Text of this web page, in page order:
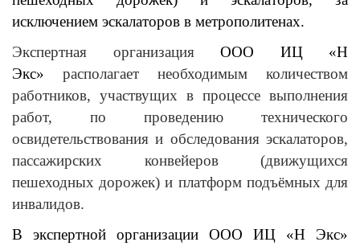
исключением эскалаторов в метрополитенах.
Экспертная организация ООО ИЦ «Н
Экс» располагает необходимым количеством
работников, участвущих в процессе выполнения
работ, по проведению технического
освидетельствования и обследования эскалаторов,
пассажирских конвейеров (движущихся
пешеходных дорожек) и платформ подъёмных для
инвалидов.
В экспертной организации ООО ИЦ «Н Экс»